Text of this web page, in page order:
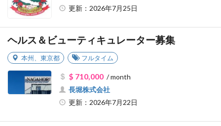
更新：2026年7月25日
ヘルス＆ビューティキュレーター募集
本州 東京都 フルタイム
$ 710,000/ month
長堀株式会社
更新：2026年7月22日